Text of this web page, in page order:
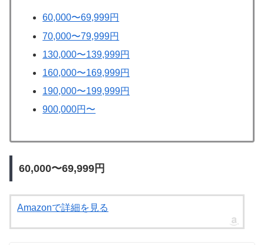
60,000〜69,999円
70,000〜79,999円
130,000〜139,999円
160,000〜169,999円
190,000〜199,999円
900,000円〜
60,000〜69,999円
Amazonで詳細を見る